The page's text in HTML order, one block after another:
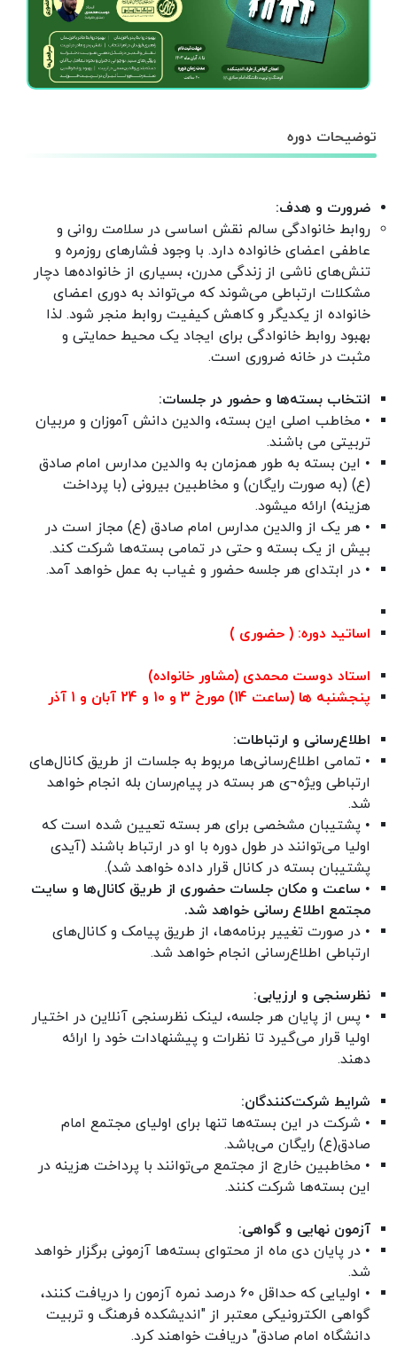
توضیحات دوره
ضرورت و هدف:
روابط خانوادگی سالم نقش اساسی در سلامت روانی و
عاطفی اعضای خانواده دارد. با وجود فشارهای روزمره و
تنش‌های ناشی از زندگی مدرن، بسیاری از خانواده‌ها دچار
مشکلات ارتباطی می‌شوند که می‌تواند به دوری اعضای
خانواده از یکدیگر و کاهش کیفیت روابط منجر شود. لذا
بهبود روابط خانوادگی برای ایجاد یک محیط حمایتی و
مثبت در خانه ضروری است.
انتخاب بسته‌ها و حضور در جلسات:
• مخاطب اصلی این بسته، والدین دانش آموزان و مربیان
تربیتی می باشند.
• این بسته به طور همزمان به والدین مدارس امام صادق
(ع) (به صورت رایگان) و مخاطبین بیرونی (با پرداخت
هزینه) ارائه میشود.
• هر یک از والدین مدارس امام صادق (ع) مجاز است در
بیش از یک بسته و حتی در تمامی بسته‌ها شرکت کند.
• در ابتدای هر جلسه حضور و غیاب به عمل خواهد آمد.
اساتید دوره: ( حضوری )
استاد دوست محمدی (مشاور خانواده)
پنجشنبه ها (ساعت 14) مورخ 3 و 10 و 24 آبان و 1 آذر
اطلاع‌رسانی و ارتباطات:
• تمامی اطلاع‌رسانی‌ها مربوط به جلسات از طریق کانال‌های
ارتباطی ویژه¬ی هر بسته در پیام‌رسان‌ بله انجام خواهد
شد.
• پشتیبان مشخصی برای هر بسته تعیین شده است که
اولیا می‌توانند در طول دوره با او در ارتباط باشند (آیدی
پشتیبان بسته در کانال قرار داده خواهد شد).
• ساعت و مکان جلسات حضوری از طریق کانال‌ها و سایت
مجتمع اطلاع رسانی خواهد شد.
• در صورت تغییر برنامه‌ها، از طریق پیامک و کانال‌های
ارتباطی اطلاع‌رسانی انجام خواهد شد.
نظرسنجی و ارزیابی:
• پس از پایان هر جلسه، لینک نظرسنجی آنلاین در اختیار
اولیا قرار می‌گیرد تا نظرات و پیشنهادات خود را ارائه
دهند.
شرایط شرکت‌کنندگان:
• شرکت در این بسته‌ها تنها برای اولیای مجتمع امام
صادق(ع) رایگان می‌باشد.
• مخاطبین خارج از مجتمع می‌توانند با پرداخت هزینه در
این بسته‌ها شرکت کنند.
آزمون نهایی و گواهی:
• در پایان دی ماه از محتوای بسته‌ها آزمونی برگزار خواهد
شد.
• اولیایی که حداقل 60 درصد نمره آزمون را دریافت کنند،
گواهی الکترونیکی معتبر از "اندیشکده فرهنگ و تربیت
دانشگاه امام صادق" دریافت خواهند کرد.